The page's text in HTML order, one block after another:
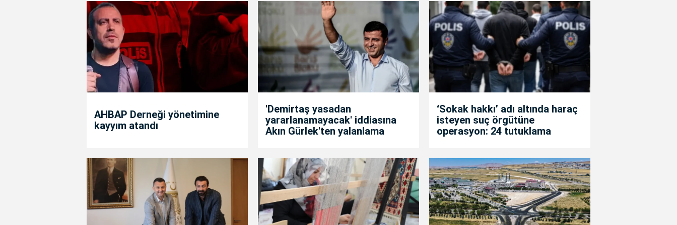
AHBAP Derneği yönetimine
kayyım atandı
'Demirtaş yasadan
yararlanamayacak' iddiasına
Akın Gürlek'ten yalanlama
‘Sokak hakkı’ adı altında haraç
isteyen suç örgütüne
operasyon: 24 tutuklama